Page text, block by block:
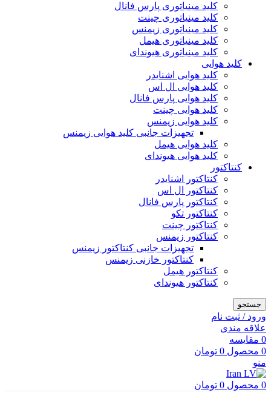
کلید مینیاتوری پارس فانال
کلید مینیاتوری چینت
کلید مینیاتوری زیمنس
کلید مینیاتوری هیمل
کلید مینیاتوری هیوندای
کلید هوایی
کلید هوایی اشنایدر
کلید هوایی ال اس
کلید هوایی پارس فانال
کلید هوایی چینت
کلید هوایی زیمنس
تجهیزات جانبی کلید هوایی زیمنس
کلید هوایی هیمل
کلید هوایی هیوندای
کنتاکتور
کنتاکتور اشنایدر
کنتاکتور ال اس
کنتاکتور پارس فانال
کنتاکتور تکو
کنتاکتور چینت
کنتاکتور زیمنس
تجهیزات جانبی کنتاکتور زیمنس
کنتاکتور خازنی زیمنس
کنتاکتور هیمل
کنتاکتور هیوندای
جستجو
ورود / ثبت نام
علاقه مندی
0 مقایسه
0 محصول 0 تومان
منو
0 محصول 0 تومان